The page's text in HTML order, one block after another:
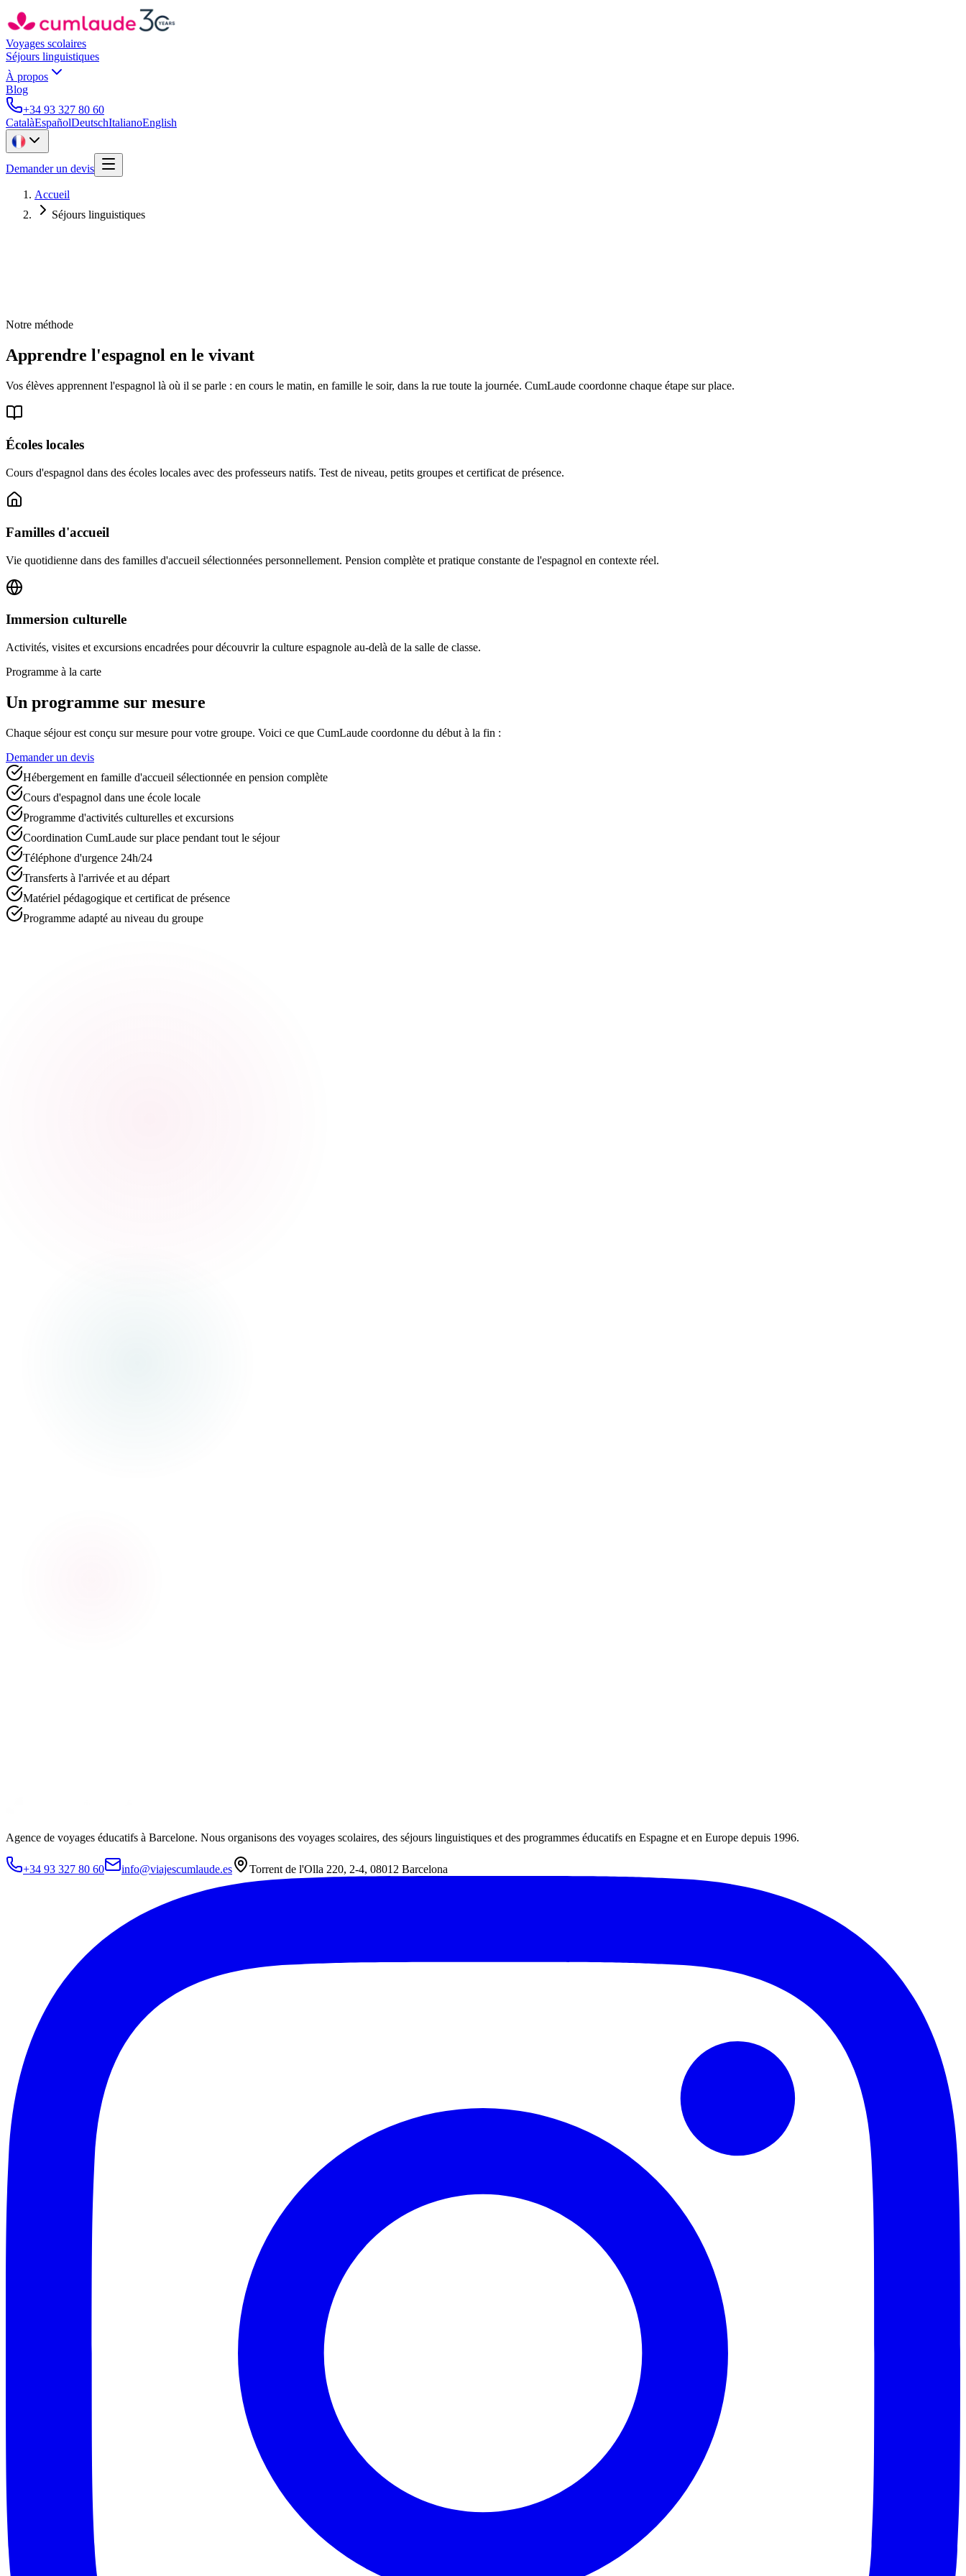
Voyages scolaires
Séjours linguistiques
À propos
Blog
+34 93 327 80 60
CatalàEspañolDeutschItalianoEnglish
Demander un devis
Accueil
Séjours linguistiques
Notre méthode
Apprendre l'espagnol en le vivant
Vos élèves apprennent l'espagnol là où il se parle : en cours le matin, en famille le soir, dans la rue toute la journée. CumLaude coordonne chaque étape sur place.
Écoles locales
Cours d'espagnol dans des écoles locales avec des professeurs natifs. Test de niveau, petits groupes et certificat de présence.
Familles d'accueil
Vie quotidienne dans des familles d'accueil sélectionnées personnellement. Pension complète et pratique constante de l'espagnol en contexte réel.
Immersion culturelle
Activités, visites et excursions encadrées pour découvrir la culture espagnole au-delà de la salle de classe.
Programme à la carte
Un programme sur mesure
Chaque séjour est conçu sur mesure pour votre groupe. Voici ce que CumLaude coordonne du début à la fin :
Demander un devis
Hébergement en famille d'accueil sélectionnée en pension complète
Cours d'espagnol dans une école locale
Programme d'activités culturelles et excursions
Coordination CumLaude sur place pendant tout le séjour
Téléphone d'urgence 24h/24
Transferts à l'arrivée et au départ
Matériel pédagogique et certificat de présence
Programme adapté au niveau du groupe
Agence de voyages éducatifs à Barcelone. Nous organisons des voyages scolaires, des séjours linguistiques et des programmes éducatifs en Espagne et en Europe depuis 1996.
+34 93 327 80 60 info@viajescumlaude.es Torrent de l'Olla 220, 2-4, 08012 Barcelona